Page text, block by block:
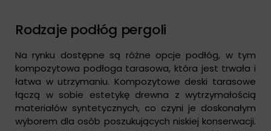
Rodzaje podłóg pergoli
Na rynku dostępne są różne opcje podłóg, w tym
kompozytowa podłoga tarasowa, która jest trwała i
łatwa w utrzymaniu. Kompozytowe deski tarasowe
łączą w sobie estetykę drewna z wytrzymałością
materiałów syntetycznych, co czyni je doskonałym
wyborem dla osób poszukujących niskiej konserwacji.